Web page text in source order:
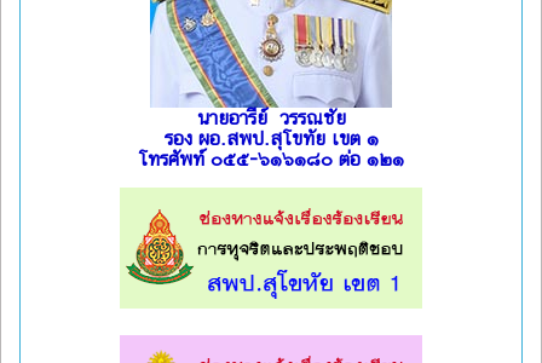
นายอารีย์ วรรณชัย
รอง ผอ.สพป.สุโขทัย เขต ๑
โทรศัพท์ ๐๕๕-๖๑๖๑๘๐ ต่อ ๑๒๑